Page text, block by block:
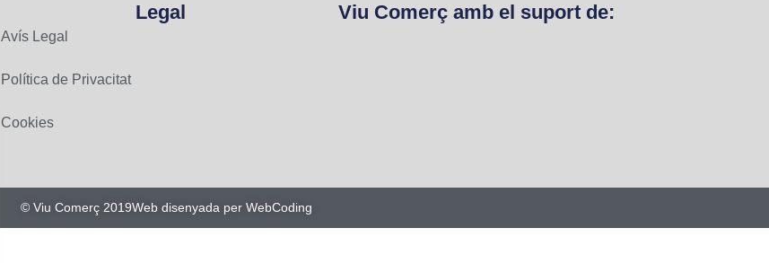
Legal
Avís Legal
Política de Privacitat
Cookies
Viu Comerç amb el suport de:
© Viu Comerç 2019Web disenyada per WebCoding